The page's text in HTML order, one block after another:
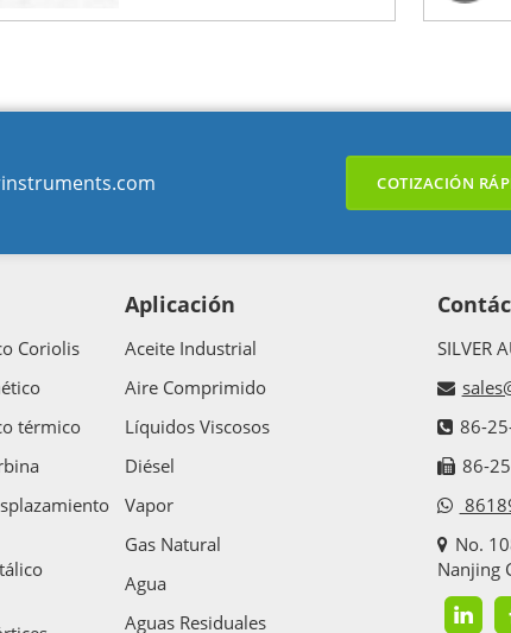
COTIZACIÓN
Coriolis
térmico
Aplicación
Aceite Industrial
Aire Comprimido
Líquidos Viscosos
Diésel
Vapor
Gas Natural
Agua
Aguas Residuales
SILVER
86-
86-
No.
Nanjing